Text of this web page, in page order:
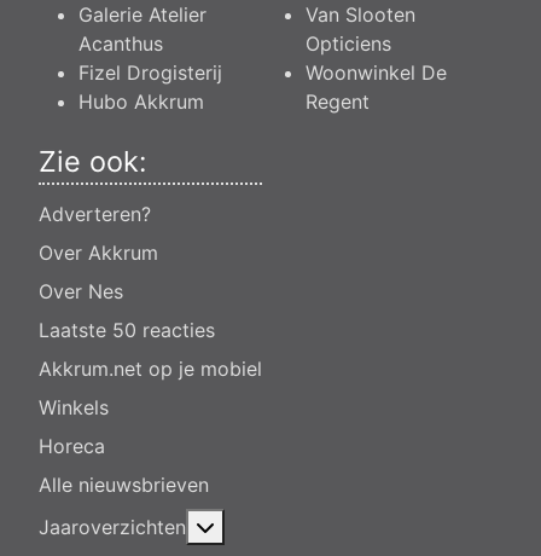
Galerie Atelier
Acanthus
Fizel Drogisterij
Hubo Akkrum
Van Slooten
Opticiens
Woonwinkel De
Regent
Zie ook:
Adverteren?
Over Akkrum
Over Nes
Laatste 50 reacties
Akkrum.net op je mobiel
Winkels
Horeca
Alle nieuwsbrieven
Jaaroverzichten